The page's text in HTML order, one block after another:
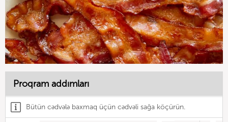
Proqram addımları
Bütün cədvələ baxmaq üçün cədvəli sağa köçürün.